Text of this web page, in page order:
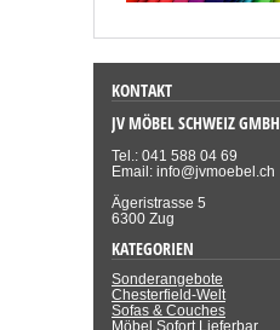
KONTAKT
JV MÖBEL SCHWEIZ GMBH
Tel.: 041 588 04 69
Email: info@jvmoebel.ch
Ägeristrasse 5
6300 Zug
KATEGORIEN
Sonderangebote
Chesterfield-Welt
Sofas & Couches